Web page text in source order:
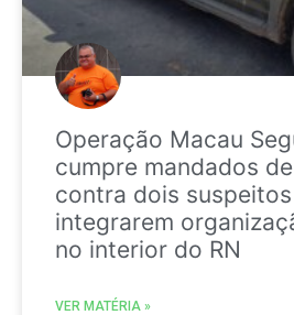
Operação Macau
cumpre mandados
contra dois
integrarem
no interior do RN
VER MATÉRIA »